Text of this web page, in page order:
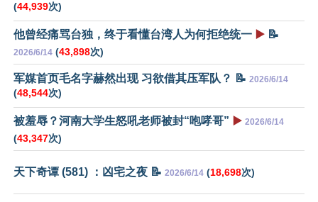
(44,939次)
他曾经痛骂台独，终于看懂台湾人为何拒绝统一 ▶️ 📝
2026/6/14 (43,898次)
军媒首页毛名字赫然出现 习欲借其压军队？ 📝 2026/6/14
(48,544次)
被羞辱？河南大学生怒吼老师被封“咆哮哥” ▶️ 2026/6/14
(43,347次)
天下奇谭 (581) ：凶宅之夜 📝 2026/6/14 (18,698次)